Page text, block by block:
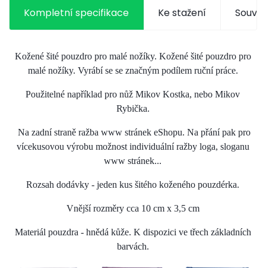
Kompletní specifikace Ke stažení
Kožené šité pouzdro pro malé nožíky. Kožené šité pouzdro pro
malé nožíky. Vyrábí se se značným podílem ruční práce.
Použitelné například pro nůž Mikov Kostka, nebo Mikov
Rybička.
Na zadní straně ražba www stránek eShopu. Na přání pak pro
vícekusovou výrobu možnost individuální ražby loga, sloganu
www stránek...
Rozsah dodávky - jeden kus šitého koženého pouzdérka.
Vnější rozměry cca 10 cm x 3,5 cm
Materiál pouzdra - hnědá kůže. K dispozici ve třech základních
barvách.